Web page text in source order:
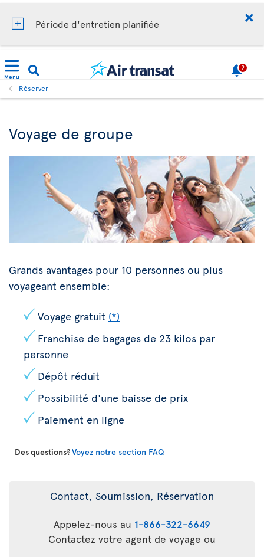
Période d'entretien planifiée
Menu
2
Réserver
Voyage de groupe
Grands avantages pour 10 personnes ou plus
voyageant ensemble:
Voyage gratuit (*)
Franchise de bagages de 23 kilos par
personne
Dépôt réduit
Possibilité d'une baisse de prix
Paiement en ligne
Des questions?Voyez notre section FAQ
Contact, Soumission, Réservation
Appelez-nous au 1-866-322-6649
Contactez votre agent de voyage ou